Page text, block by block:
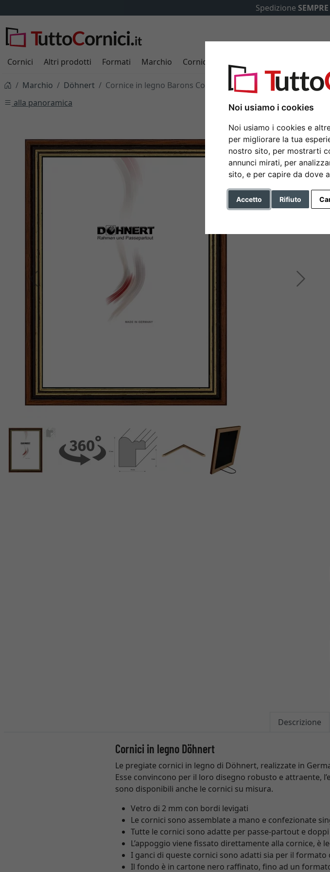
Noi usiamo i cookies
Noi usiamo i cookies e
per migliorare la tua
nostro sito, per mostrarti
annunci mirati, per
sito, e per capire da dove
Accetto Rifiuto
Spedizione SEMPRE
Cornici Altri prodotti Formati Marchio Cornici su misura
Marchio Döhnert
Cornice in legno Barons Court
alla panoramica
Indietro Avanti
Descrizione
Cornici in legno Döhnert
Le pregiate cornici in legno di Döhnert, realizzate in
Esse convincono per il loro disegno robusto e attraente,
sono disponibili anche le cornici su misura.
Vetro di 2 mm con bordi levigati
Le cornici sono assemblate a mano e confezionate
Tutte le cornici sono adatte per passe-partout e
L’appoggio viene fissato direttamente alla cornice, è
I ganci di queste cornici sono adatti sia per il formato
Il fondo è in cartone nero raffinato, fino ad un